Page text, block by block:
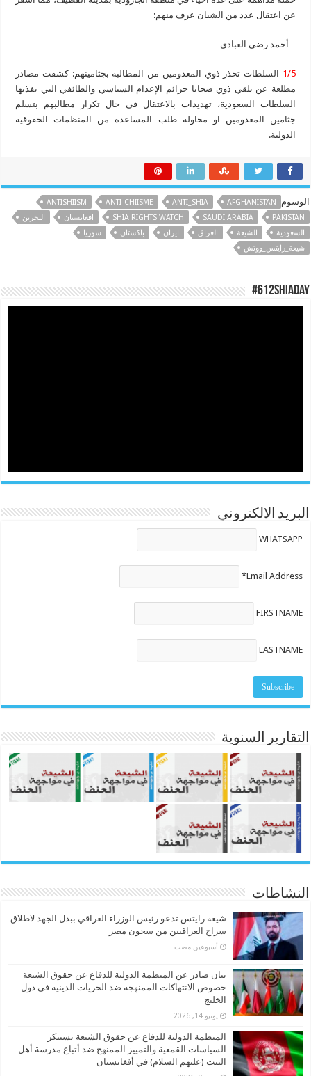
عن اعتقال عدد من الشبان عرف منهم:
– أحمد رضي العبادي
1/5 السلطات تحذر ذوي المعدومين من المطالبة بجثامينهم: كشفت مصادر
مطلعة عن تلقي ذوي ضحايا جرائم الإعدام السياسي والطائفي التي نفذتها
السلطات السعودية، تهديدات بالاعتقال في حال تكرار مطالبهم بتسلم
جثامين المعدومين او محاولة طلب المساعدة من المنظمات الحقوقية
الدولية.
الوسوم AFGHANISTAN
ANTI_SHIA
ANTI-CHIISME
ANTISHIISM
PAKISTAN
SAUDI ARABIA
SHIA RIGHTS WATCH افغانستان
البحرين
السعودية
الشيعة العراق ایران باكستان
سوريا
شيعة_رايتس_ووتش
#612ShiaDay
البريد الالكتروني
WHATSAPP
Email Address*
FIRSTNAME
LASTNAME
التقارير السنوية
النشاطات
شيعة رايتس تدعو رئيس الوزراء العراقي ببذل الجهد لاطلاق
سراح العراقيين من سجون مصر
‏أسبوعين مضت
بيان صادر عن المنظمة الدولية للدفاع عن حقوق الشيعة
خصوص الانتهاكات الممنهجة ضد الحريات الدينية في دول
الخليج
يونيو 14, 2026
المنظمة الدولية للدفاع عن حقوق الشيعة تستنكر
السياسات القمعية والتمييز الممنهج ضد أتباع مدرسة أهل
البيت (عليهم السلام) في أفغانستان